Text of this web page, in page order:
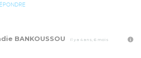
BANKOUSSOU Il y a 4 ans, 6 mois